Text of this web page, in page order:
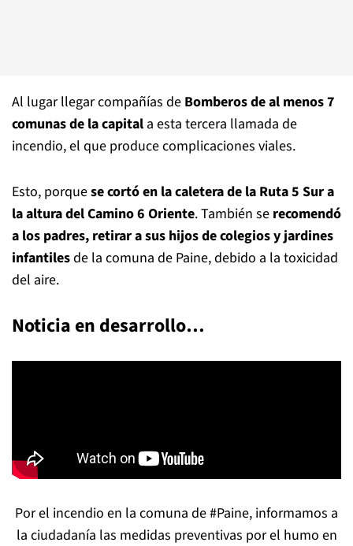
Al lugar llegar compañías de Bomberos de al menos 7
comunas de la capital a esta tercera llamada de
incendio, el que produce complicaciones viales.
Esto, porquese cortó en la caletera de la Ruta 5 Sur a
la altura del Camino 6 Oriente. También se recomendó
a los padres, retirar a sus hijos de colegios y jardines
infantilesde la comuna de Paine, debido a la toxicidad
del aire.
Noticia en desarrollo…
Por el incendio en la comuna de#Paine, informamos a
la ciudadanía las medidas preventivas por el humo en